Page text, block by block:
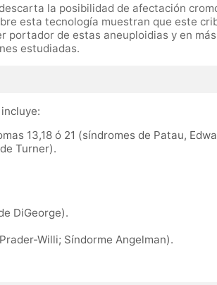
la posibilidad de afectación
esta tecnología muestran que este
portador de estas aneuploidias y en
estudiadas.
13,18 ó 21 (síndromes de Patau,
Turner).
DiGeorge).
Willi; Síndorme Angelman).